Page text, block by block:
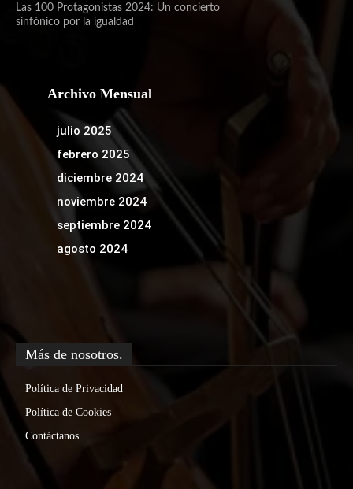
Las 100 Protagonistas 2024: Un concierto
sinfónico por la igualdad
Archivo Mensual
julio 2025
febrero 2025
diciembre 2024
noviembre 2024
septiembre 2024
agosto 2024
Más de nosotros.
Política de Privacidad
Política de Cookies
Contáctanos